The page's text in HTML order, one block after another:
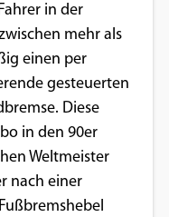
in der
mehr als
einen per
gesteuerten
Diese
in den 90er
Weltmeister
nach einer